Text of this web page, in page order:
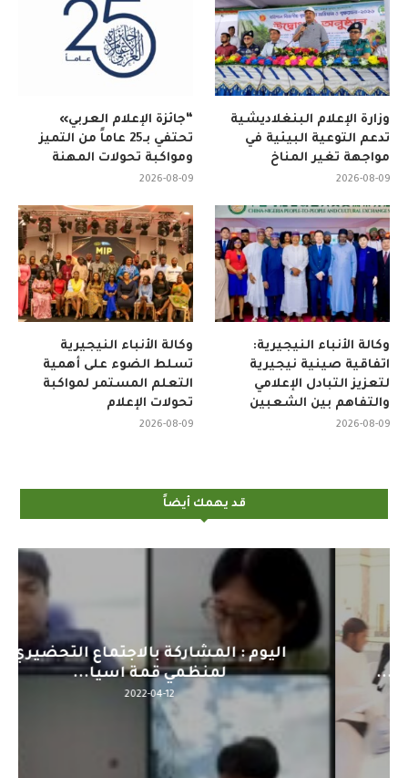
“جائزة الإعلام العربي»
تحتفي بـ25 عاماً من التميز
ومواكبة تحولات المهنة
2026-08-09
وزارة الإعلام البنغلاديشية
تدعم التوعية البيئية في
مواجهة تغير المناخ
2026-08-09
وكالة الأنباء النيجيرية
تسلط الضوء على أهمية
التعلم المستمر لمواكبة
تحولات الإعلام
2026-08-09
وكالة الأنباء النيجيرية:
اتفاقية صينية نيجيرية
لتعزيز التبادل الإعلامي
والتفاهم بين الشعبين
2026-08-09
قد يهمك أيضاً
اليوم : المشاركة بالاجتماع التحضيري
لمنظمي قمة اسيا...
2022-04-12